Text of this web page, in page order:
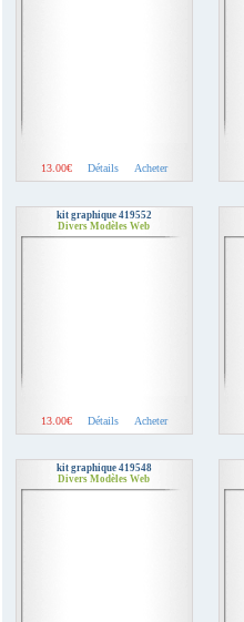
13.00€ Détails Acheter
kit graphique 419552
Divers Modèles Web
13.00€ Détails Acheter
kit graphique 419548
Divers Modèles Web